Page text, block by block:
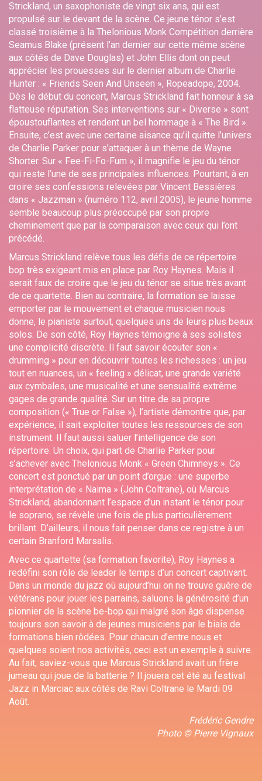
Strickland, un saxophoniste de vingt six ans, qui est
propulsé sur le devant de la scène. Ce jeune ténor s’est
classé troisième à la Thelonious Monk Compétition derrière
Seamus Blake (présent l’an dernier sur cette même scène
aux côtés de Dave Douglas) et John Ellis dont on peut
apprécier les prouesses sur le dernier album de Charlie
Hunter : « Friends Seen And Unseen », Ropeadope, 2004.
Dès le début du concert, Marcus Strickland fait honneur à sa
flatteuse réputation. Ses interventions sur « Diverse » sont
époustouflantes et rendent un bel hommage à « The Bird ».
Ensuite, c’est avec une certaine aisance qu’il quitte l’univers
de Charlie Parker pour s’attaquer à un thème de Wayne
Shorter. Sur « Fee-Fi-Fo-Fum », il magnifie le jeu du ténor
qui reste l’une de ses principales influences. Pourtant, à en
croire ses confessions relevées par Vincent Bessières
dans « Jazzman » (numéro 112, avril 2005), le jeune homme
semble beaucoup plus préoccupé par son propre
cheminement que par la comparaison avec ceux qui l’ont
précédé.
Marcus Strickland relève tous les défis de ce répertoire
bop très exigeant mis en place par Roy Haynes. Mais il
serait faux de croire que le jeu du ténor se situe très avant
de ce quartette. Bien au contraire, la formation se laisse
emporter par le mouvement et chaque musicien nous
donne, le pianiste surtout, quelques uns de leurs plus beaux
solos. De son côté, Roy Haynes témoigne à ses solistes
une complicité discrète. Il faut savoir écouter son «
drumming » pour en découvrir toutes les richesses : un jeu
tout en nuances, un « feeling » délicat, une grande variété
aux cymbales, une musicalité et une sensualité extrême
gages de grande qualité. Sur un titre de sa propre
composition (« True or False »), l’artiste démontre que, par
expérience, il sait exploiter toutes les ressources de son
instrument. Il faut aussi saluer l’intelligence de son
répertoire. Un choix, qui part de Charlie Parker pour
s’achever avec Thelonious Monk « Green Chimneys ». Ce
concert est ponctué par un point d’orgue : une superbe
interprétation de « Naima » (John Coltrane), où Marcus
Strickland, abandonnant l’espace d’un instant le ténor pour
le soprano, se révèle une fois de plus particulièrement
brillant. D’ailleurs, il nous fait penser dans ce registre à un
certain Branford Marsalis.
Avec ce quartette (sa formation favorite), Roy Haynes a
redéfini son rôle de leader le temps d’un concert captivant.
Dans un monde du jazz où aujourd’hui on ne trouve guère de
vétérans pour jouer les parrains, saluons la générosité d’un
pionnier de la scène be-bop qui malgré son âge dispense
toujours son savoir à de jeunes musiciens par le biais de
formations bien rôdées. Pour chacun d’entre nous et
quelques soient nos activités, ceci est un exemple à suivre.
Au fait, saviez-vous que Marcus Strickland avait un frère
jumeau qui joue de la batterie ? Il jouera cet été au festival
Jazz in Marciac aux côtés de Ravi Coltrane le Mardi 09
Août.
Frédéric Gendre
Photo © Pierre Vignaux